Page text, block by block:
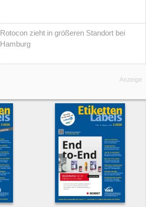
Rotocon zieht in größeren Standort bei
Hamburg
Anzeige